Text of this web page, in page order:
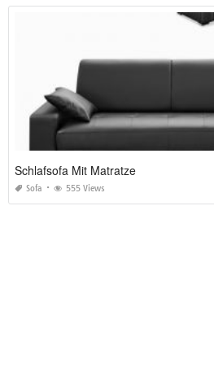
Schlafsofa Mit Matratze
Sofa 555 Views